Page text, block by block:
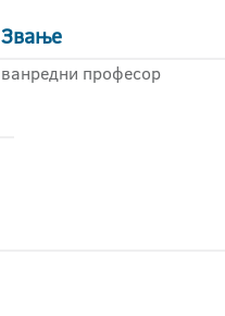
Звање
ванредни професор